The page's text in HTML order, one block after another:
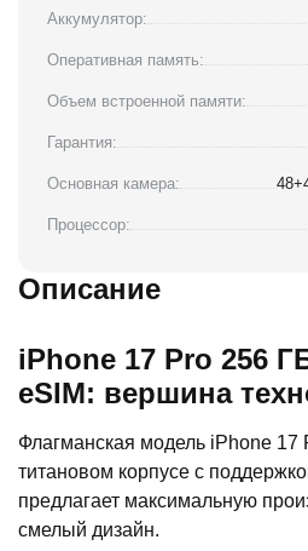
Аккумулятор:
Оперативная память:
Объем встроенной памяти:
Гарантия:
Основная камера:
Процессор:
Описание
iPhone 17 Pro 256
eSIM: вершина
Флагманская модель iPhone
титановом корпусе с
предлагает максимальную
смелый дизайн.